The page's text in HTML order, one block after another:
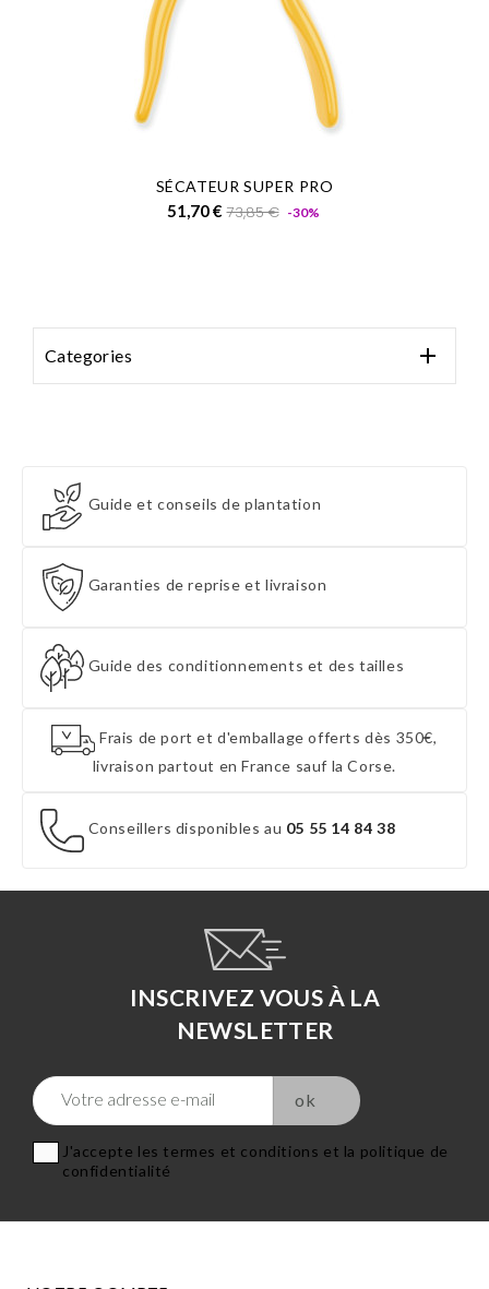
SÉCATEUR SUPER PRO
51,70 € Prix
73,85 € -30%
Categories 
Guide et conseils de plantation
Garanties de reprise et livraison
Guide des conditionnements et des tailles
Frais de port et d'emballage offerts dès 350€,
livraison partout en France sauf la Corse.
Conseillers disponibles au 05 55 14 84 38
INSCRIVEZ VOUS À LA
NEWSLETTER
J'accepte les termes et conditions et la politique de
confidentialité